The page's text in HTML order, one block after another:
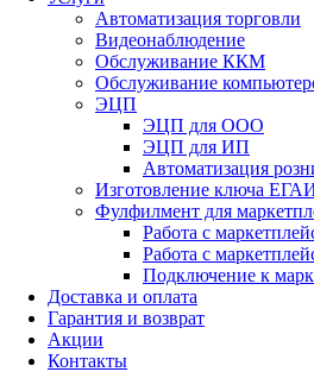
Автоматизация торговли
Видеонаблюдение
Обслуживание ККМ
Обслуживание
ЭЦП
ЭЦП для ООО
ЭЦП для ИП
Автоматизация
Изготовление ключа
Фулфилмент для
Работа с
Работа с
Подключение к
Доставка и оплата
Гарантия и возврат
Акции
Контакты